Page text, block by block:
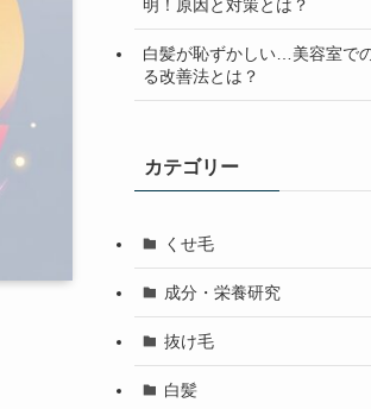
明！原因と対策とは？
白髪が恥ずかしい…美容室で
る改善法とは？
カテゴリー
くせ毛
成分・栄養研究
抜け毛
白髪